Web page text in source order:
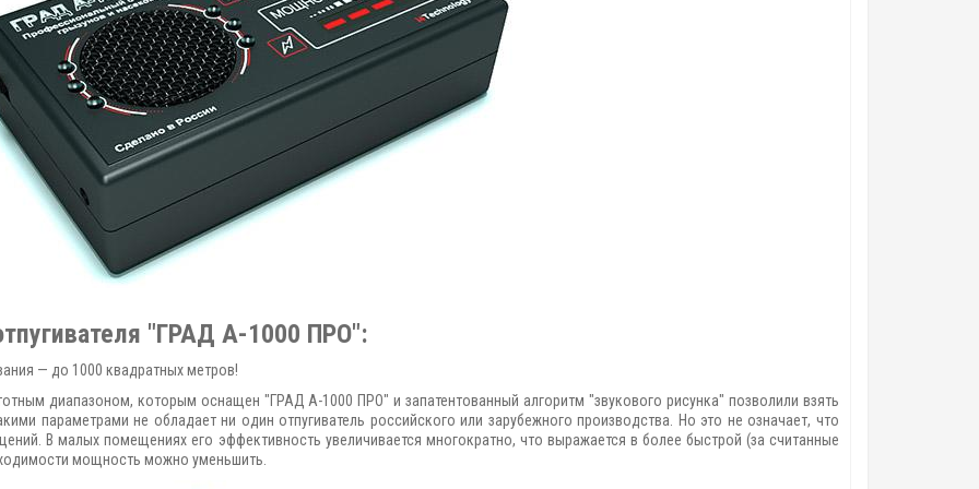
"ГРАД А-1000 ПРО":
— до 1000 квадратных метров!
диапазоном, которым оснащен "ГРАД А-1000 ПРО" и запатентованный алгоритм "звукового рисунка" позволили взять
параметрами не обладает ни один отпугиватель российского или зарубежного производства. Но это не означает, что
В малых помещениях его эффективность увеличивается многократно, что выражается в более быстрой (за считанные
мощность можно уменьшить.